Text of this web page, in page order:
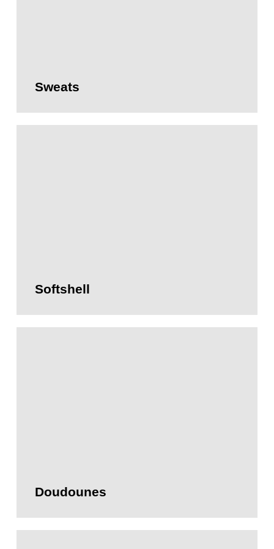
Sweats
Softshell
Doudounes